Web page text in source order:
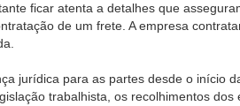
ficar atenta a detalhes que
de um frete. A empresa
jurídica para as partes desde o início
trabalhista, os recolhimentos